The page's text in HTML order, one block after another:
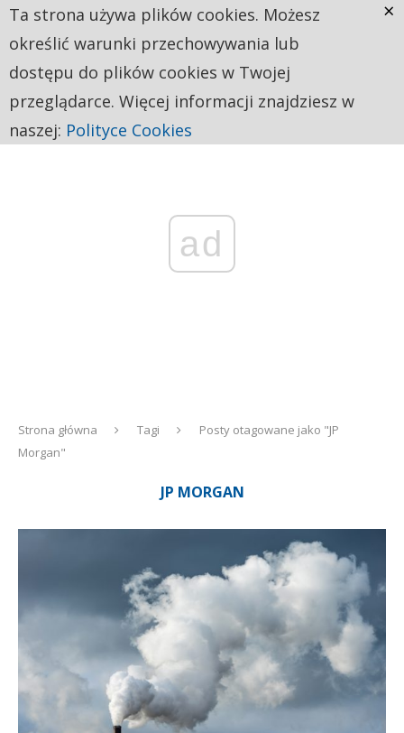
ad
Strona główna Tagi
Posty otagowane jako "JP
Morgan"
JP MORGAN
Ta strona używa plików cookies. Możesz
określić warunki przechowywania lub
dostępu do plików cookies w Twojej
przeglądarce. Więcej informacji znajdziesz w
naszej: Polityce Cookies
×